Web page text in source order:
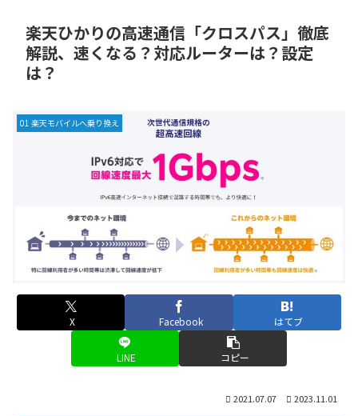
楽天ひかりの高速通信「クロスパス」徹底
解説、速くなる？対応ルーターは？設定
は？
01 楽天モバイルへ乗り換え
X Facebook はてブ
LINE コピー
2021.07.07 2023.11.01